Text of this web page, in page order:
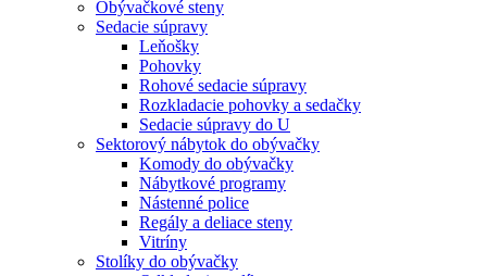
Obývačkové steny
Sedacie súpravy
Leňošky
Pohovky
Rohové sedacie súpravy
Rozkladacie pohovky a sedačky
Sedacie súpravy do U
Sektorový nábytok do obývačky
Komody do obývačky
Nábytkové programy
Nástenné police
Regály a deliace steny
Vitríny
Stolíky do obývačky